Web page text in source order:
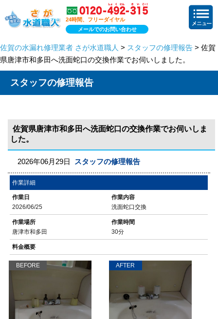
24時間、フリーダイヤル
メールでのお問い合わせ
佐賀の水漏れ修理業者 さが水道職人 > スタッフの修理報告 > 佐賀
県唐津市和多田へ洗面蛇口の交換作業でお伺いしました。
スタッフの修理報告
佐賀県唐津市和多田へ洗面蛇口の交換作業でお伺いしま
した。
2026年06月29日 スタッフの修理報告
作業詳細
作業日
2026/06/25
作業内容
洗面蛇口交換
作業場所
唐津市和多田
作業時間
30分
料金概要
BEFORE AFTER